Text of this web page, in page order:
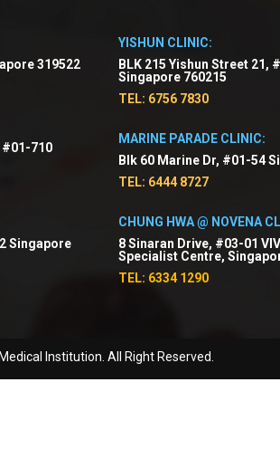
319522
#01-710
Singapore
YISHUN CLINIC:
BLK 215 Yishun Street 21,
Singapore 760215
TEL: 6756 7830
MARINE PARADE CLINIC:
Blk 60 Marine Dr, #01-54
TEL: 6444 8727
CHUNG HWA @ NOVENA
8 Sinaran Drive, #03-01
Specialist Centre,
TEL: 6334 1290
Institution. All Right Reserved.